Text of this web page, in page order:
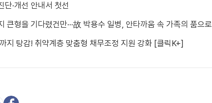
단·개선 안내서 첫선
큰형을 기다렸건만···故 박용수 일병, 안타까움 속 가족의 품으로
지 탕감! 취약계층 맞춤형 채무조정 지원 강화 [클릭K+]